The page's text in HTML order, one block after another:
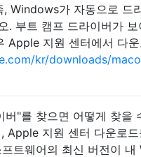
, Windows가 자동으로 드
. 부트 캠프 드라이버가
Apple 지원 센터에서 다
kr/downloads/
버"를 찾으면 어떻게 찾을
Apple 지원 센터 다운로
트웨어의 최신 버전이